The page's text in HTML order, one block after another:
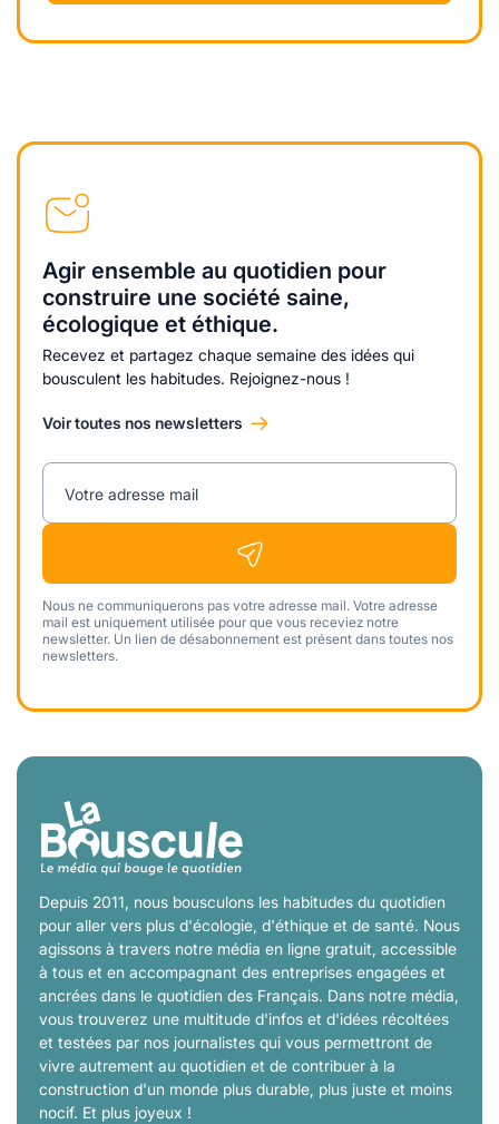
Agir ensemble au quotidien pour
construire une société saine,
écologique et éthique.
Recevez et partagez chaque semaine des idées qui
bousculent les habitudes. Rejoignez-nous !
Voir toutes nos newsletters
Votre adresse mail
Nous ne communiquerons pas votre adresse mail. Votre adresse
mail est uniquement utilisée pour que vous receviez notre
newsletter. Un lien de désabonnement est présent dans toutes nos
newsletters.
Depuis 2011, nous bousculons les habitudes du quotidien
pour aller vers plus d'écologie, d'éthique et de santé. Nous
agissons à travers notre média en ligne gratuit, accessible
à tous et en accompagnant des entreprises engagées et
ancrées dans le quotidien des Français. Dans notre média,
vous trouverez une multitude d'infos et d'idées récoltées
et testées par nos journalistes qui vous permettront de
vivre autrement au quotidien et de contribuer à la
construction d'un monde plus durable, plus juste et moins
nocif. Et plus joyeux !